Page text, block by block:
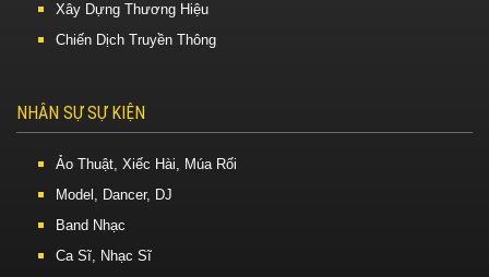
Xây Dựng Thương Hiệu
Chiến Dịch Truyền Thông
NHÂN SỰ SỰ KIỆN
Ảo Thuật, Xiếc Hài, Múa Rối
Model, Dancer, DJ
Band Nhạc
Ca Sĩ, Nhạc Sĩ